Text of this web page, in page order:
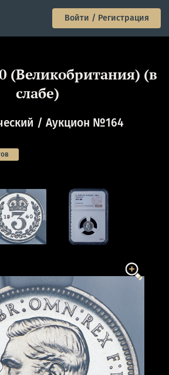
Войти / Регистрация
(Великобритания) (в
слабе)
Аукцион №164